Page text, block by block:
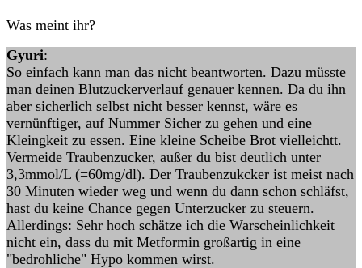
Was meint ihr?
Gyuri:
So einfach kann man das nicht beantworten. Dazu müsste
man deinen Blutzuckerverlauf genauer kennen. Da du ihn
aber sicherlich selbst nicht besser kennst, wäre es
vernünftiger, auf Nummer Sicher zu gehen und eine
Kleingkeit zu essen. Eine kleine Scheibe Brot vielleichtt.
Vermeide Traubenzucker, außer du bist deutlich unter
3,3mmol/L (=60mg/dl). Der Traubenzukcker ist meist nach
30 Minuten wieder weg und wenn du dann schon schläfst,
hast du keine Chance gegen Unterzucker zu steuern.
Allerdings: Sehr hoch schätze ich die Warscheinlichkeit
nicht ein, dass du mit Metformin großartig in eine
"bedrohliche" Hypo kommen wirst.